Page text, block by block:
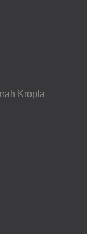
Kropla